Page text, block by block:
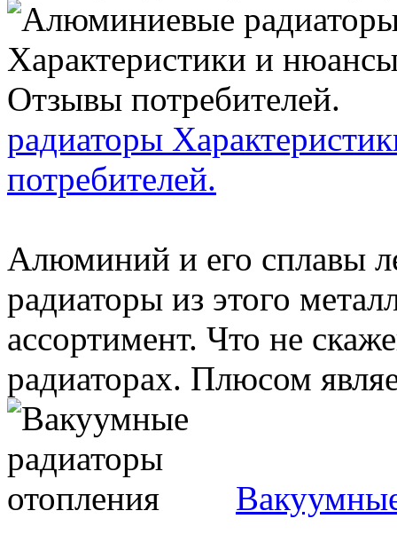
радиаторы
потребителей.
Алюминий и его сплавы
радиаторы из этого
ассортимент. Что не
радиаторах. Плюсом